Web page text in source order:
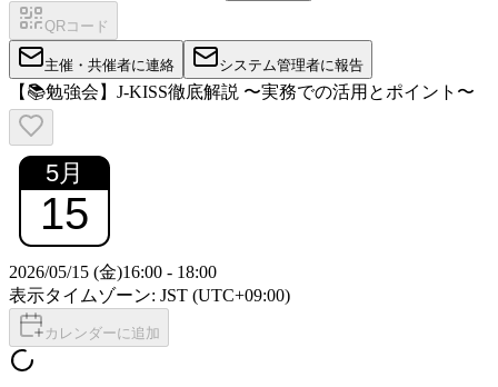
QRコード
主催・共催者に連絡 システム管理者に報告
【📚勉強会】J-KISS徹底解説 〜実務での活用とポイント〜
5月
15
2026/05/15 (金)16:00 - 18:00
表示タイムゾーン: JST (UTC+09:00)
カレンダーに追加